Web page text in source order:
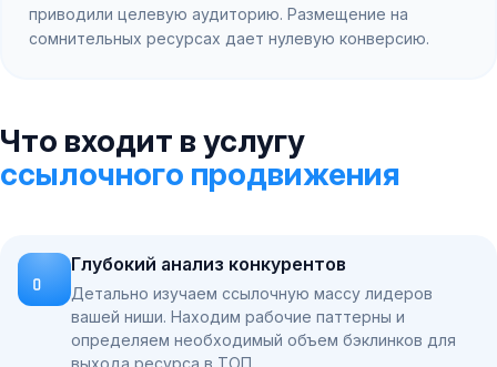
приводили целевую аудиторию. Размещение на
сомнительных ресурсах дает нулевую конверсию.
Что входит в услугу
ссылочного продвижения
Глубокий анализ конкурентов
Детально изучаем ссылочную массу лидеров
вашей ниши. Находим рабочие паттерны и
определяем необходимый объем бэклинков для
выхода ресурса в ТОП.